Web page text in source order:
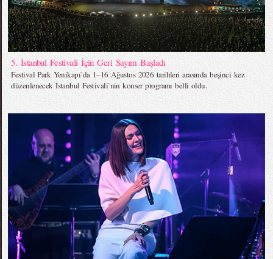
5. İstanbul Festivali İçin Geri Sayım Başladı
Festival Park Yenikapı`da 1–16 Ağustos 2026 tarihleri arasında beşinci kez
düzenlenecek İstanbul Festivali`nin konser programı belli oldu.